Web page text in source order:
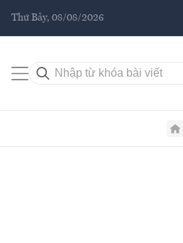
Thứ Bảy, 08/08/2026